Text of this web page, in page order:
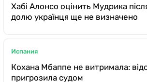
Хабі Алонсо оцінить Мудрика
долю українця ще не визначено
Испания
Кохана Мбаппе не витримала:
пригрозила судом